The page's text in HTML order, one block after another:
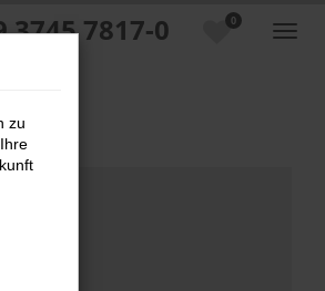
0
7817-0
zu